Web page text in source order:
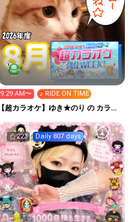
9:29 AM〜 ♪ RIDE ON TIME
【超カラオケ】ゆき★のり の カラオ
223 Daily 807 days